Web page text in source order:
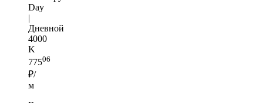
Day
|
Дневной
4000
K
77506
₽/
м